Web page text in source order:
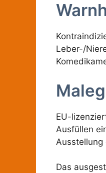
Leber-/
EU-
Ausfüllen
Ausstellung
Das